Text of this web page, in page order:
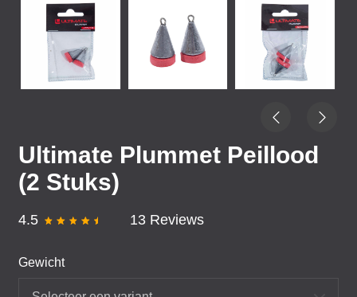
Ultimate Plummet Peillood
(2 Stuks)
4.5 13 Reviews
Gewicht